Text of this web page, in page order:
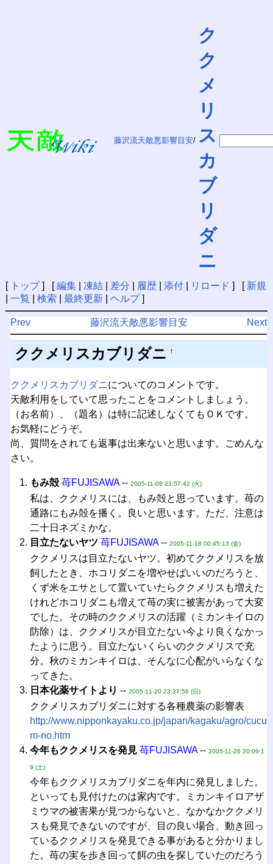
藤沢流天敵悪影響目安/
ク
ク
メ
リ
ス
カ
ブ
リ
ダ
ニ
[ トップ] [編集| 凍結| 差分 履歴| 添付| リロード ] [ 新規
一覧 検索 最終更新| ヘルプ]
Prev Next
藤沢流天敵悪影響目安
ククメリスカブリダニ †
ククメリスカブリダニについてのコメントです。
天敵利用をしていて思ったことをコメントしましょう。
（お名前）、（題名）は特に記述しなくてもＯＫです。
お気軽にどうぞ。
尚、質問をされても返事は出来ないと思います。ごめんな
さい。
もみ殻 苺FUJISAWA-- 2005-11-08 23:57:42 (火)
私は、ククメリスには、もみ殻と思っています。苺の
通路にもみ殻を播く。良いと思います。ただ、注意は
二十日ネズミかな。
目立たないヤツ 苺FUJISAWA-- 2005-11-18 00:45:13 (金)
ククメリスは目立たないヤツ。初めてククメリスを放
飼したとき、ホコリダニを増やせばいいのだろうと、
くず米をエサとして置いていたらククメリスも増えた
けれどホコリダニも増えて苺の実に被害があって大変
でした。その時のククメリスの活躍（ミカンキイロの
防除）は、ククメリスが目立たない今より良くなかっ
たように思う。目立たないくらいのククメリスで充
分。秋のミカンキイロは、そんなに心配がいらなくな
ってきた。
日本化薬サイトより -- 2005-11-20 23:37:56 (日)
ククメリスカブリダニに対する各種農薬の影響表
http://www.nipponkayaku.co.jp/japan/kagaku/agro/cucu
m-no.htm
今年もククメリスを発見 苺FUJISAWA-- 2005-11-26 20:09:1
9 (土)
今年もククメリスカブリダニを年内に発見しました。
といっても見付けたのは家内です。ミカンキイロアザ
ミウマの被害果が見つからないと、なかなかククメリ
スも発見できないのですが、目の良い場合、動き回っ
ているククメリスを発見できる事があると分かりまし
た。苺の実を歩き回って餌の虫を探していたのだろう